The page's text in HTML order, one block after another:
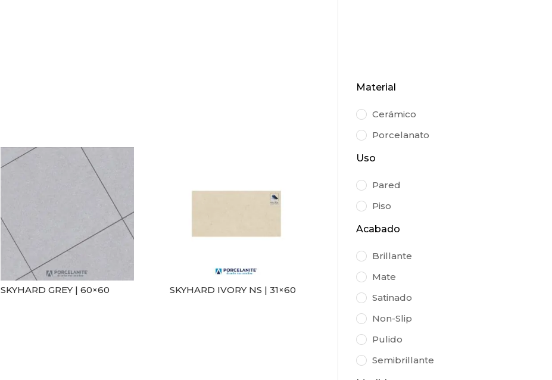
SKYHARD GREY | 60×60 SKYHARD IVORY NS | 31×60
Material
Cerámico
Porcelanato
Uso
Pared
Piso
Acabado
Brillante
Mate
Satinado
Non-Slip
Pulido
Semibrillante